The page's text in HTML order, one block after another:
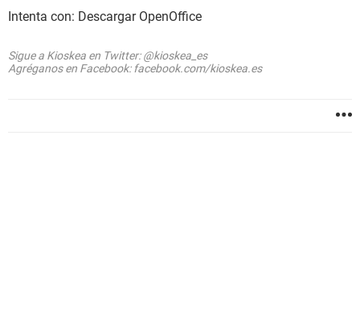
Intenta con: Descargar OpenOffice
Sigue a Kioskea en Twitter: @kioskea_es
Agréganos en Facebook: facebook.com/kioskea.es